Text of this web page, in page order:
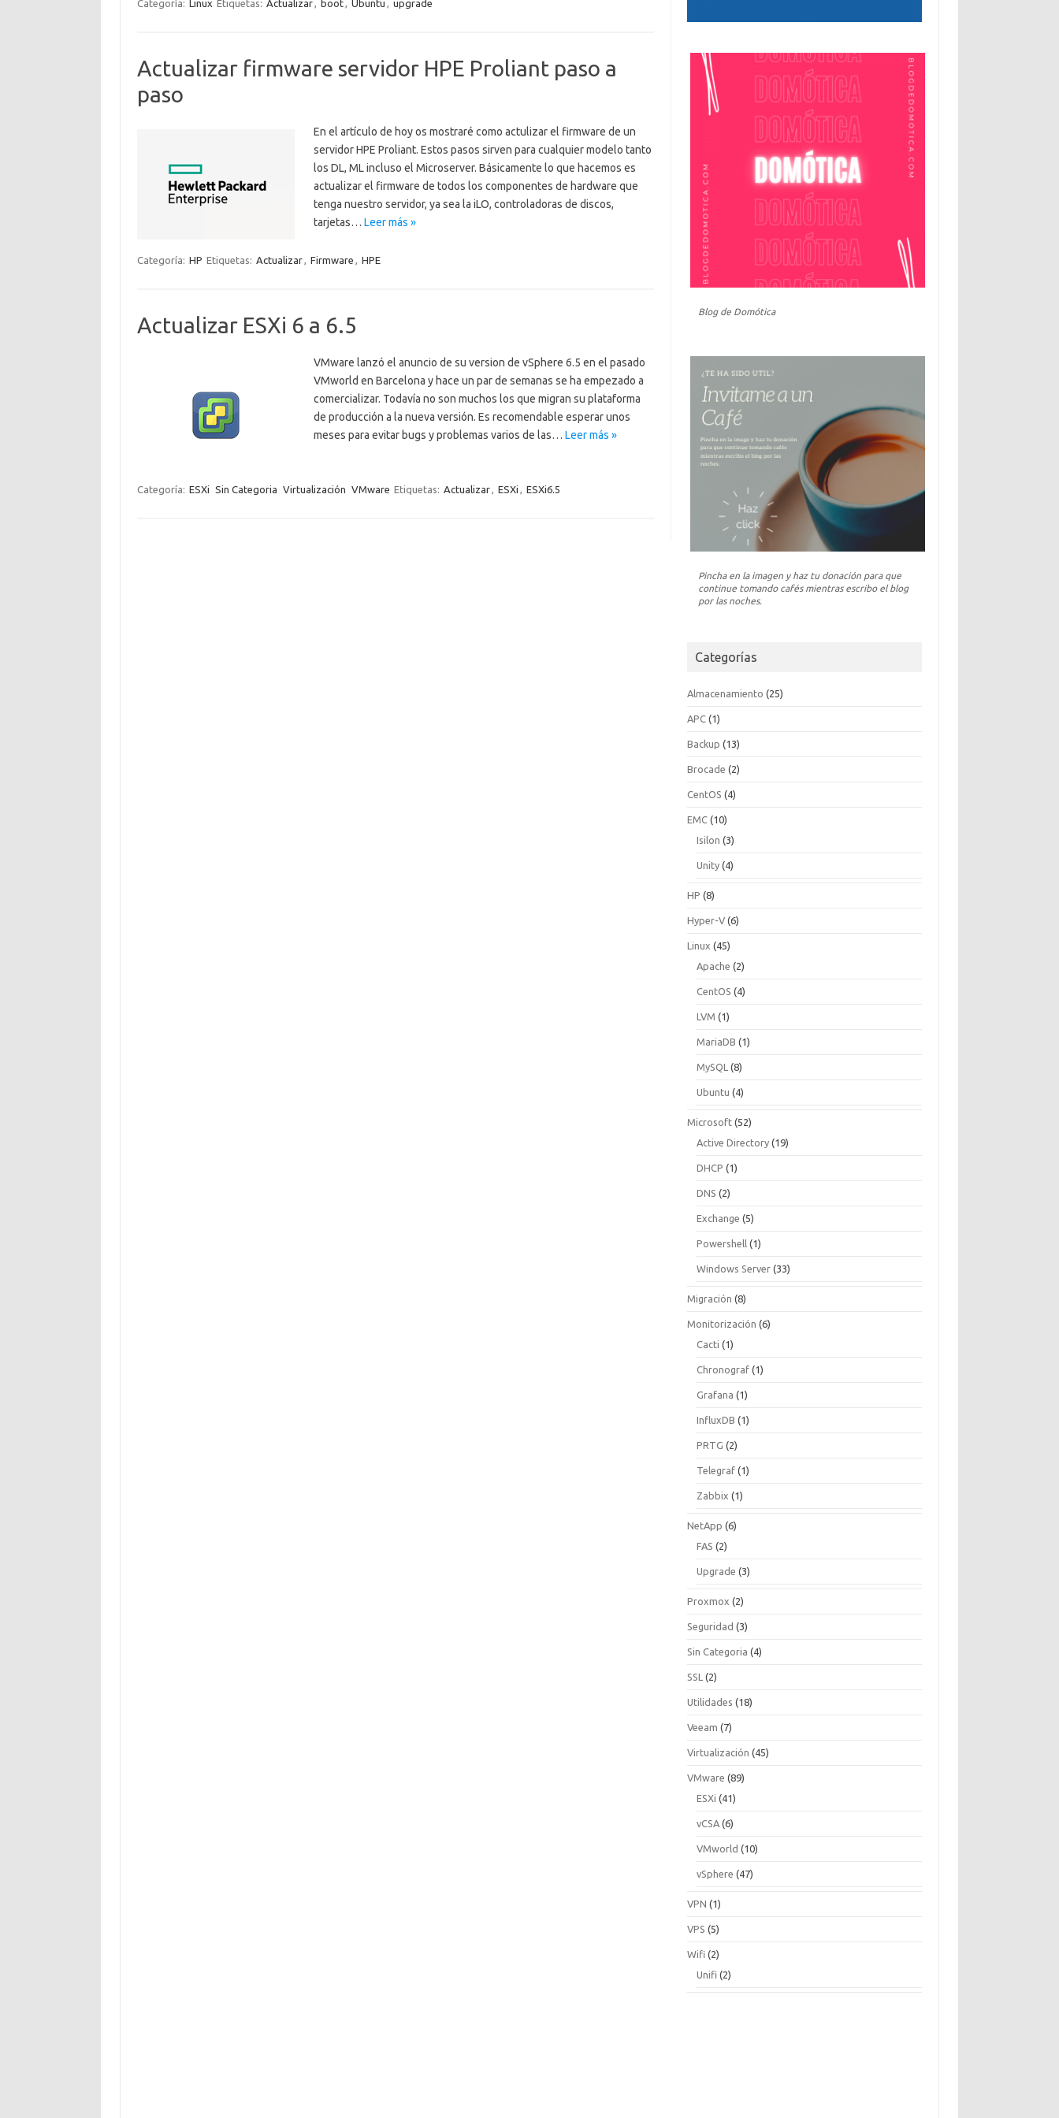
Categoría: Linux Etiquetas: Actualizar, boot, Ubuntu , upgrade
Actualizar firmware servidor HPE Proliant paso a
paso
En el artículo de hoy os mostraré como actulizar el firmware de un
servidor HPE Proliant. Estos pasos sirven para cualquier modelo tanto
los DL, ML incluso el Microserver. Básicamente lo que hacemos es
actualizar el firmware de todos los componentes de hardware que
tenga nuestro servidor, ya sea la iLO, controladoras de discos,
tarjetas… Leer más »
Categoría: HP Etiquetas: Actualizar, Firmware , HPE
Actualizar ESXi 6 a 6.5
VMware lanzó el anuncio de su version de vSphere 6.5 en el pasado
VMworld en Barcelona y hace un par de semanas se ha empezado a
comercializar. Todavía no son muchos los que migran su plataforma
de producción a la nueva versión. Es recomendable esperar unos
meses para evitar bugs y problemas varios de las… Leer más »
Categoría: ESXi Sin Categoria Virtualización VMware Etiquetas: Actualizar, ESXi , ESXi6.5
Blog de Domótica
Pincha en la imagen y haz tu donación para que
continue tomando cafés mientras escribo el blog
por las noches.
Categorías
Almacenamiento (25)
APC (1)
Backup (13)
Brocade (2)
CentOS (4)
EMC (10)
Isilon (3)
Unity (4)
HP (8)
Hyper-V (6)
Linux (45)
Apache (2)
CentOS (4)
LVM (1)
MariaDB (1)
MySQL (8)
Ubuntu (4)
Microsoft (52)
Active Directory (19)
DHCP (1)
DNS (2)
Exchange (5)
Powershell (1)
Windows Server (33)
Migración (8)
Monitorización (6)
Cacti (1)
Chronograf (1)
Grafana (1)
InfluxDB (1)
PRTG (2)
Telegraf (1)
Zabbix (1)
NetApp (6)
FAS (2)
Upgrade (3)
Proxmox (2)
Seguridad (3)
Sin Categoria (4)
SSL (2)
Utilidades (18)
Veeam (7)
Virtualización (45)
VMware (89)
ESXi (41)
vCSA (6)
VMworld (10)
vSphere (47)
VPN (1)
VPS (5)
Wifi (2)
Unifi (2)